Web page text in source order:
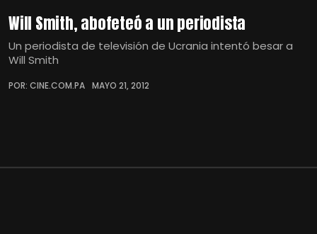
Will Smith, abofeteó a un periodista
Un periodista de televisión de Ucrania intentó besar a
Will Smith
POR: CINE.COM.PA MAYO 21, 2012